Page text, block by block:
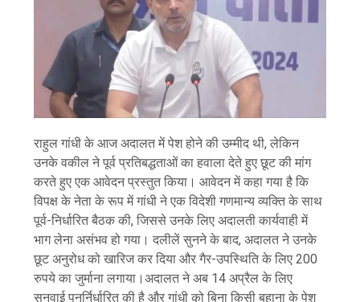
राहुल गांधी के आज अदालत में पेश होने की उम्मीद थी, लेकिन
उनके वकील ने पूर्व प्रतिबद्धताओं का हवाला देते हुए छूट की मांग
करते हुए एक आवेदन प्रस्तुत किया। आवेदन में कहा गया है कि
विपक्ष के नेता के रूप में गांधी ने एक विदेशी गणमान्य व्यक्ति के साथ
पूर्व-निर्धारित बैठक की, जिससे उनके लिए अदालती कार्यवाही में
भाग लेना असंभव हो गया। दलीलें सुनने के बाद, अदालत ने उनके
छूट अनुरोध को खारिज कर दिया और गैर-उपस्थिति के लिए 200
रुपये का जुर्माना लगाया।अदालत ने अब 14 अप्रैल के लिए
सुनवाई पुनर्निर्धारित की है और गांधी को बिना किसी बहाना के पेश